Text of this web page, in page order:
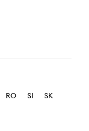
RO SI
SK